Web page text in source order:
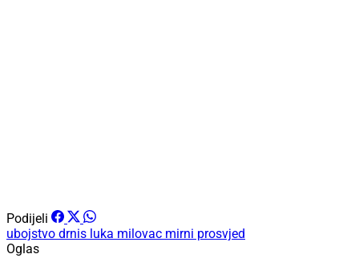
Podijeli
ubojstvo drnis luka milovac mirni prosvjed
Oglas